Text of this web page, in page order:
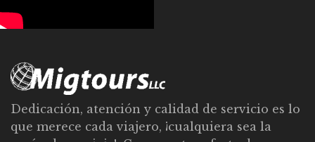
Dedicación, atención y calidad de servicio es lo
que merece cada viajero, ¡cualquiera sea la